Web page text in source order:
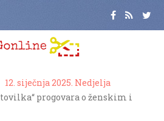
12. siječnja 2025. Nedjelja
progovara o ženskim i